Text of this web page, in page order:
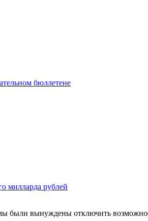
бюллетене
милларда рублей
вынуждены отключить